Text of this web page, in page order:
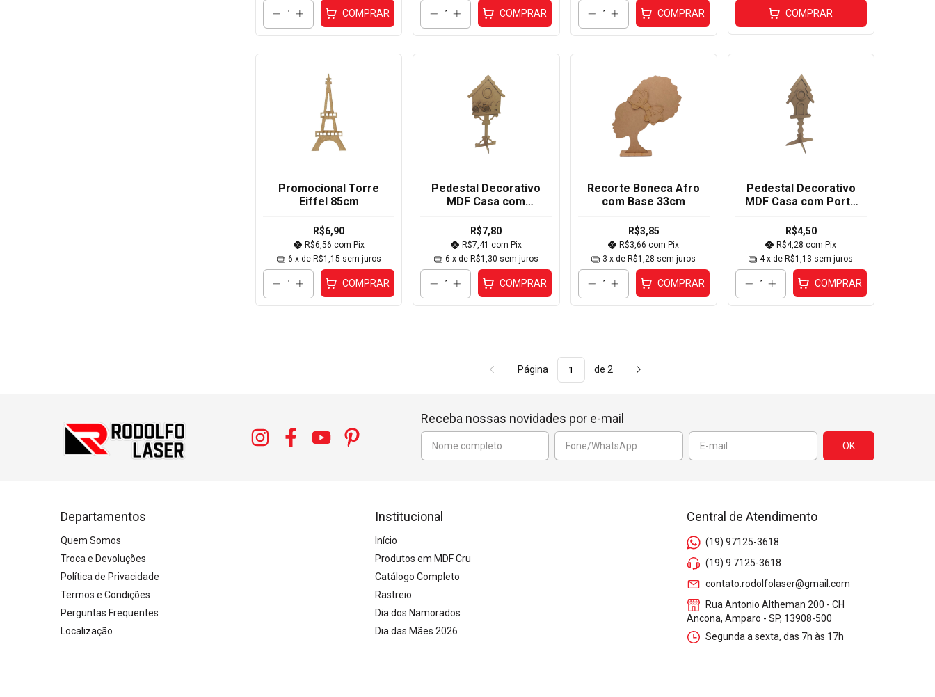
COMPRAR COMPRAR COMPRAR COMPRAR
Promocional Torre
Eiffel 85cm
R$6,90
R$6,56 com Pix
6 x de R$1,15 sem juros
COMPRAR
Pedestal Decorativo
MDF Casa com
40x19,5x14cm
R$7,80
R$7,41 com Pix
6 x de R$1,30 sem juros
COMPRAR
Recorte Boneca Afro
com Base 33cm
R$3,85
R$3,66com Pix
3 x de R$1,28 sem juros
COMPRAR
Pedestal Decorativo
MDF Casa com Porta
R$4,50
R$4,28com Pix
4 x de R$1,13 sem juros
COMPRAR
Página de 2
Receba nossas novidades por e-mail
Departamentos
Quem Somos
Troca e Devoluções
Política de Privacidade
Termos e Condições
Perguntas Frequentes
Localização
Institucional
Início
Produtos em MDF Cru
Catálogo Completo
Rastreio
Dia dos Namorados
Dia das Mães 2026
Central de Atendimento
(19) 97125-3618
(19) 9 7125-3618
contato.rodolfolaser@gmail.com
Rua Antonio Altheman 200 - CH
Ancona, Amparo - SP, 13908-500
Segunda a sexta, das 7h às 17h